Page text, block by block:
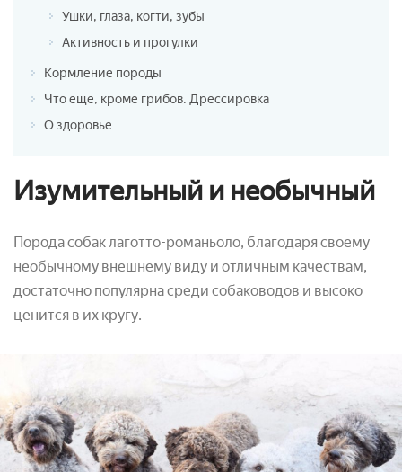
Ушки, глаза, когти, зубы
Активность и прогулки
Кормление породы
Что еще, кроме грибов. Дрессировка
О здоровье
Изумительный и необычный
Порода собак лаготто-романьоло, благодаря своему
необычному внешнему виду и отличным качествам,
достаточно популярна среди собаководов и высоко
ценится в их кругу.